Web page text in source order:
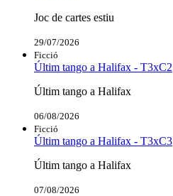
Joc de cartes estiu
29/07/2026
Ficció
Últim tango a Halifax - T3xC2
Últim tango a Halifax
06/08/2026
Ficció
Últim tango a Halifax - T3xC3
Últim tango a Halifax
07/08/2026